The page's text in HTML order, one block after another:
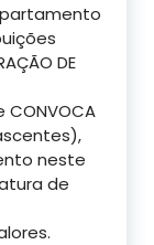
DE
neste
de